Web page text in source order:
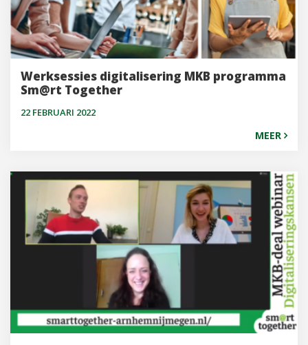
Werksessies digitalisering MKB programma
Sm@rt Together
22 FEBRUARI 2022
MEER